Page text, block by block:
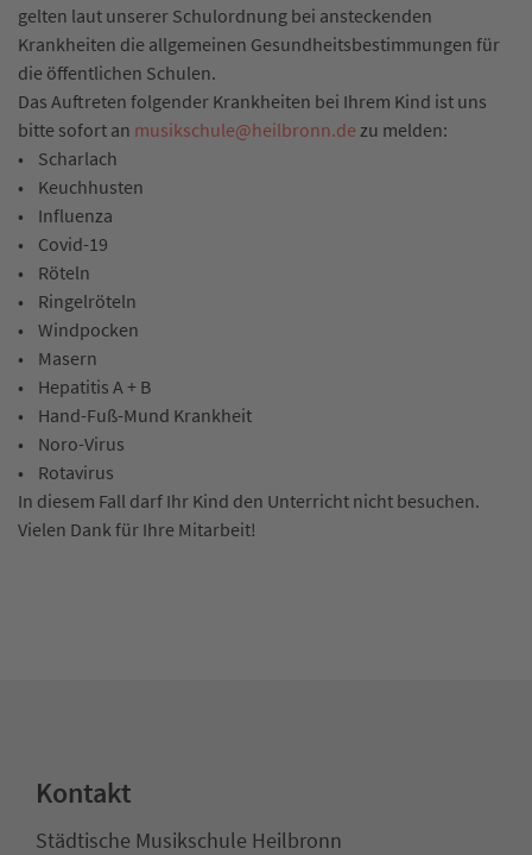
gelten laut unserer Schulordnung bei ansteckenden
Krankheiten die allgemeinen Gesundheitsbestimmungen für
die öffentlichen Schulen.
Das Auftreten folgender Krankheiten bei Ihrem Kind ist uns
bitte sofort an musikschule@heilbronn.de zu melden:
• Scharlach
• Keuchhusten
• Influenza
• Covid-19
• Röteln
• Ringelröteln
• Windpocken
• Masern
• Hepatitis A + B
• Hand-Fuß-Mund Krankheit
• Noro-Virus
• Rotavirus
In diesem Fall darf Ihr Kind den Unterricht nicht besuchen.
Vielen Dank für Ihre Mitarbeit!
Kontakt
Städtische Musikschule Heilbronn